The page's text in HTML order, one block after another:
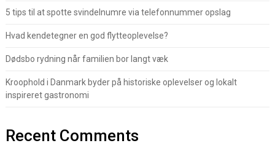
5 tips til at spotte svindelnumre via telefonnummer opslag
Hvad kendetegner en god flytteoplevelse?
Dødsbo rydning når familien bor langt væk
Kroophold i Danmark byder på historiske oplevelser og lokalt
inspireret gastronomi
Recent Comments